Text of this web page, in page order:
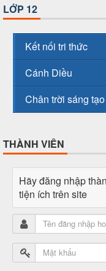
LỚP 12
Kết nối tri thức
Cánh Diều
Chân trời sáng tạo
THÀNH VIÊN
Hãy đăng nhập
tiện ích trên site